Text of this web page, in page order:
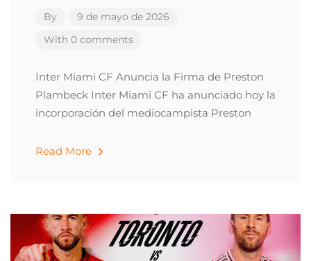
By
9 de mayo de 2026
With 0 comments
Inter Miami CF Anuncia la Firma de Preston
Plambeck Inter Miami CF ha anunciado hoy la
incorporación del mediocampista Preston
Read More